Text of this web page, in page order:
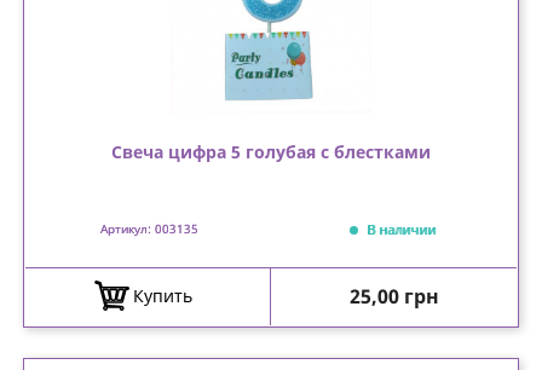
Свеча цифра 5 голубая с блестками
Артикул: 003135 В наличии
Купить Цена
25,00 грн